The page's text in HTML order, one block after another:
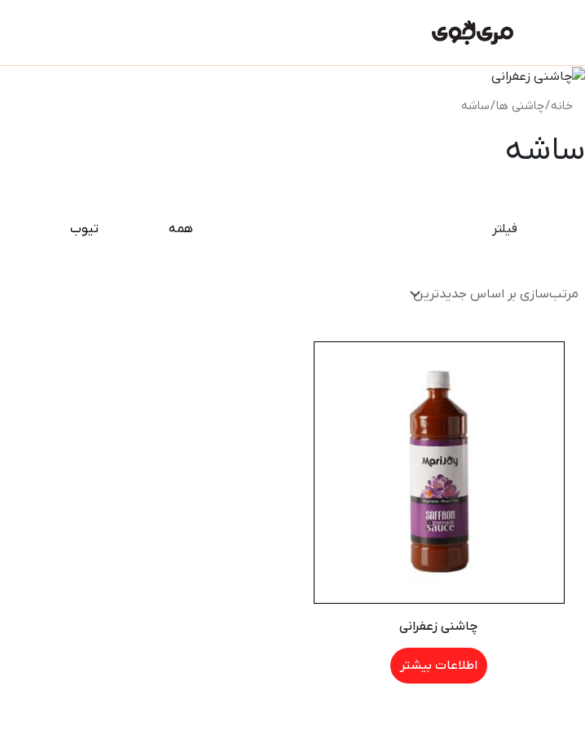
خانه/چاشنی ها/ ساشه
ساشه
فیلتر همه تیوب
چاشنی زعفرانی
اطلاعات بیشتر